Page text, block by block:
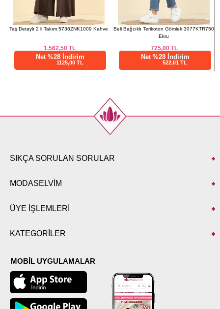
Taş Detaylı 2 li Takım 5736ZNK1009 Kahve
1.562,50TL
Net %28 İndirim
1125,00 TL
Beli Bağcıklı Terikoton Gömlek 3077KTR750
Ekru
725,00TL
Net %28 İndirim
522,01 TL
SIKÇA SORULAN SORULAR
MODASELVİM
ÜYE İŞLEMLERİ
KATEGORİLER
MOBİL UYGULAMALAR